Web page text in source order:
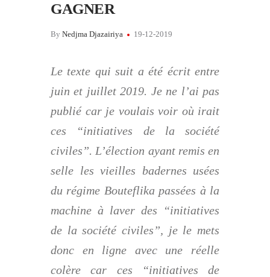
GAGNER
By Nedjma Djazairiya 19-12-2019
Le texte qui suit a été écrit entre
juin et juillet 2019. Je ne l’ai pas
publié car je voulais voir où irait
ces “initiatives de la société
civiles”. L’élection ayant remis en
selle les vieilles badernes usées
du régime Bouteflika passées à la
machine à laver des “initiatives
de la société civiles”, je le mets
donc en ligne avec une réelle
colère car ces “initiatives de